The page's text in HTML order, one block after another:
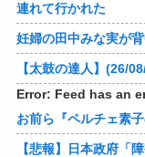
連れて行かれた
妊婦の田中みな実が
Error: Feed has an
お前ら『ペルチェ素